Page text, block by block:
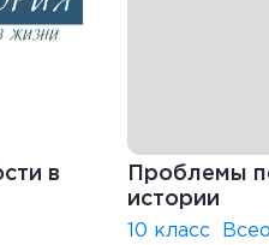
в
Проблемы
истории
10 класс